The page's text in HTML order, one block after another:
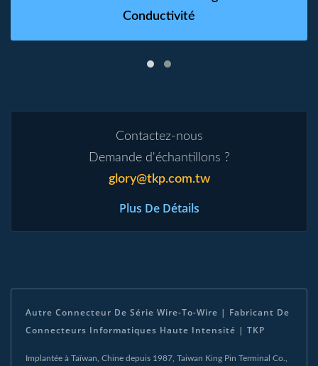
Conductivité
Contactez-nous
Demande d'échantillons ?
glory@tkp.com.tw
Plus De Détails
Autre Connecteur De Série Wire-To-Wire | Fabricant De
Connecteurs Informatiques Haute Intensité | TKP
Implantée à Taïwan, Chine depuis 1987, Taiwan King Pin Terminal Co.,